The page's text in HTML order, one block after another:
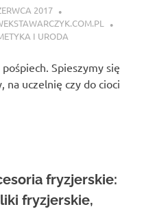
2017
I URODA
Spieszymy się
na uczelnię czy do cioci
fryzjerskie:
fryzjerskie,